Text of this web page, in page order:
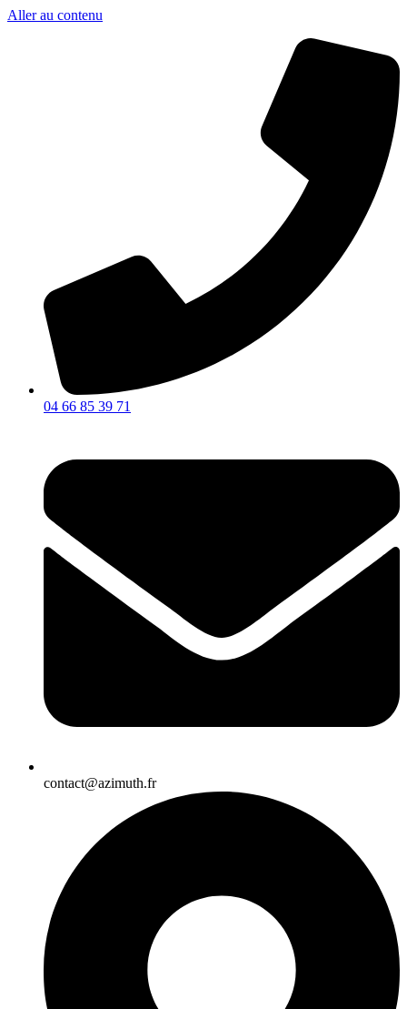
Aller au contenu
04 66 85 39 71
contact@azimuth.fr